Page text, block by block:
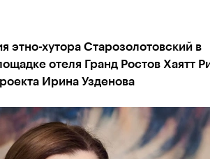
этно-хутора Старозолотовский в
отеля Гранд Ростов Хаятт
Ирина Узденова